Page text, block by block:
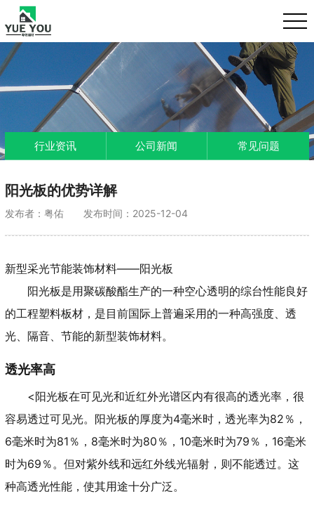
行业资讯 公司新闻 常见问题
阳光板的优势详解
发布者：粤佑 发布时间：2025-12-04
新型采光节能装饰材料——阳光板
阳光板是用聚碳酸酯生产的一种空心透明的综台性能良好
的工程塑料板材，是目前国际上普遍采用的一种高强度、透
光、隔音、节能的新型装饰材料。
透光率高
<阳光板在可见光和近红外光谱区内有很高的透光率，很
容易透过可见光。阳光板的厚度为4毫米时，透光率为82％，
6毫米时为81％，8毫米时为80％，10毫米时为79％，16毫米
时为69％。但对紫外线和远红外线光辐射，则不能透过。这
种高透光性能，使其用途十分广泛。